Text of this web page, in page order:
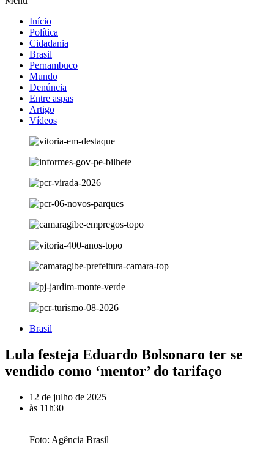
Início
Política
Cidadania
Brasil
Pernambuco
Mundo
Denúncia
Entre aspas
Artigo
Vídeos
Brasil
Lula festeja Eduardo Bolsonaro ter se
vendido como ‘mentor’ do tarifaço
12 de julho de 2025
às 11h30
Foto: Agência Brasil